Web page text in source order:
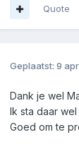
Quote
Geplaatst: 9
Dank je wel
Ik sta daar
Goed om te